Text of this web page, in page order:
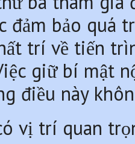
đảm bảo quá
trí về tiến
giữ bí mật
điều này
vị trí quan